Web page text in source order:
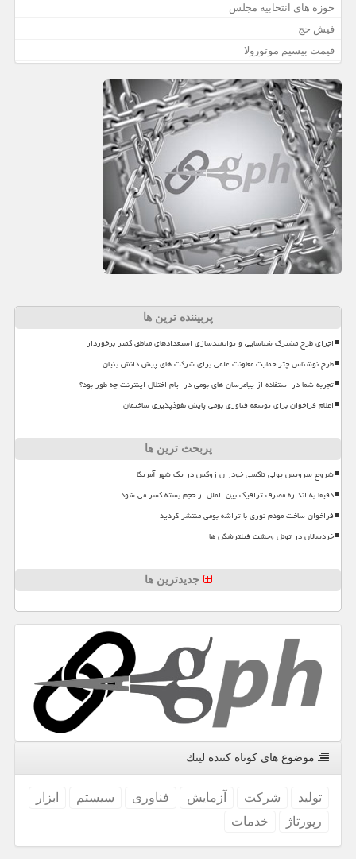
حوزه های انتخابیه مجلس
فیش حج
قیمت بیسیم موتورولا
پربیننده ترین ها
اجرای طرح مشترک شناسایی و توانمندسازی استعدادهای مناطق کمتر برخوردار
طرح نوشناس چتر حمایت معاونت علمی برای شرکت های پیش دانش بنیان
تجربه شما در استفاده از پیامرسان های بومی در ایام اختلال اینترنت چه طور بود؟
اعلام فراخوان برای توسعه فناوری بومی پایش نفوذپذیری ساختمان
پربحث ترین ها
شروع سرویس پولی تاکسی خودران زوکس در یک شهر آمریکا
دقیقا به اندازه مصرف ترافیک بین الملل از حجم بسته کسر می شود
فراخوان ساخت مودم نوری با تراشه بومی منتشر گردید
خردسالان در تونل وحشت فیلترشکن ها
جدیدترین ها
موضوع های كوتاه كننده لینك
تولید شركت آزمایش فناوری سیستم
ابزار
رپورتاژ
خدمات